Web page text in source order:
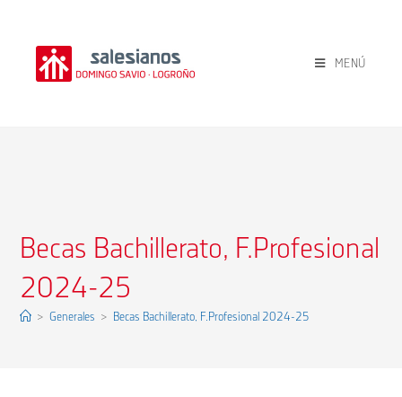
MENÚ
Becas Bachillerato, F.Profesional
2024-25
> Generales > Becas Bachillerato, F.Profesional 2024-25